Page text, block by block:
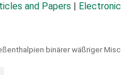
and Papers
binärer wäßriger